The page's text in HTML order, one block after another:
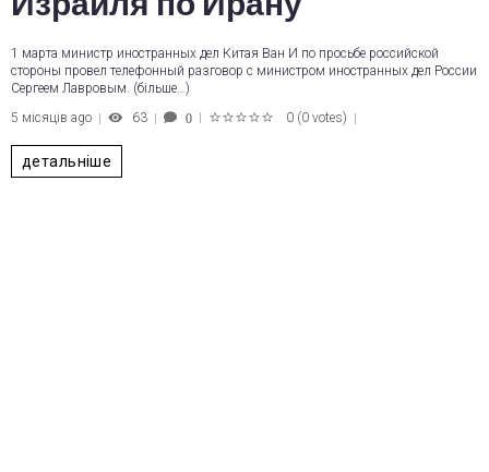
1 марта министр иностранных дел Китая Ван И по просьбе российской
стороны провел телефонный разговор с министром иностранных дел России
Сергеем Лавровым. (більше…)
5 місяців ago
63 0 0 (0 votes)
детальніше